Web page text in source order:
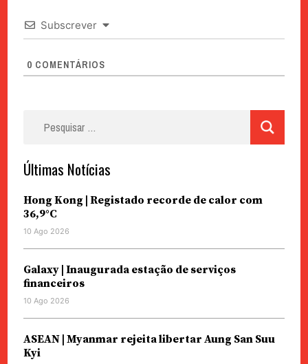
Subscrever
0 COMENTÁRIOS
Últimas Notícias
Hong Kong | Registado recorde de calor com
36,9°C
10 Ago 2026
Galaxy | Inaugurada estação de serviços
financeiros
10 Ago 2026
ASEAN | Myanmar rejeita libertar Aung San Suu
Kyi